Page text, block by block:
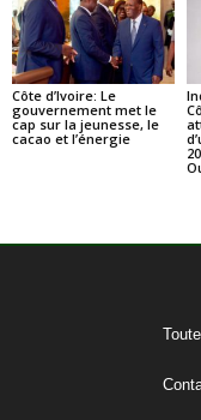
Côte d’Ivoire: Le
gouvernement met le
cap sur la jeunesse, le
cacao et l’énergie